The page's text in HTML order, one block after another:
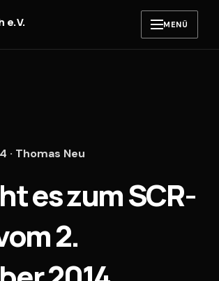
e.V.
MENÜ
· Thomas Neu
es zum SCR-
2.